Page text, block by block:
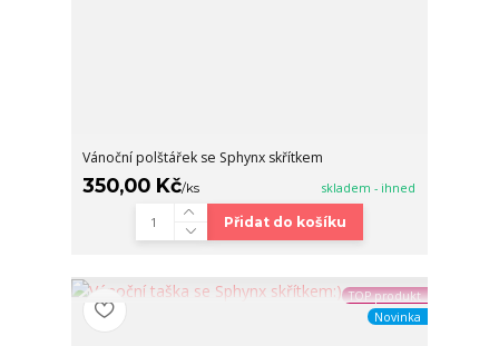
Vánoční polštářek se Sphynx skřítkem
350,00 Kč/ks skladem - ihned
Přidat do košíku
TOP produkt
Novinka